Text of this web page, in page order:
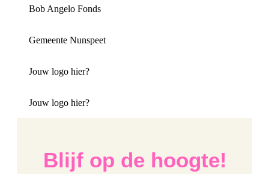
Bob Angelo Fonds
Gemeente Nunspeet
Jouw logo hier?
Jouw logo hier?
Blijf op de hoogte!